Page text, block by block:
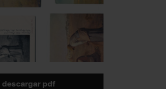
descargar pdf